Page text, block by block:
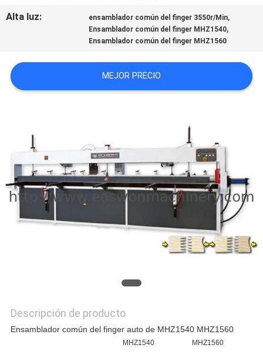
CON
NOTICIAS
CITA
MAPA
DEL
SITIO
Alta luz:
ensamblador común del finger 3550r/Min,
Ensamblador común del finger MHZ1540,
Ensamblador común del finger MHZ1560
MEJOR PRECIO
Descripción de producto
Ensamblador común del finger auto de MHZ1540 MHZ1560
MHZ1540 MHZ1560